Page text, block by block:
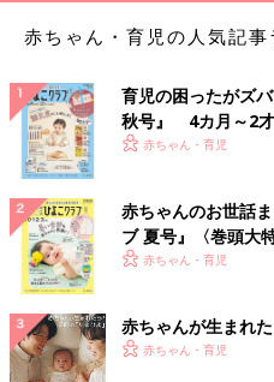
赤ちゃん・育児の人気記事
育児の困ったがズ
秋号』 4カ月～2才
いっぱい！
赤ちゃん・育児
赤ちゃんのお世話
ブ 夏号』〈巻頭大
く！ おっぱい・ミ
赤ちゃん・育児
赤ちゃんが生まれ
赤ちゃん・育児